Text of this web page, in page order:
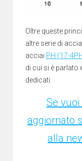
Oltre queste
altre serie di
acciai PH (17-
di cui si è parlato
dedicati.
Se
aggiornato
alla